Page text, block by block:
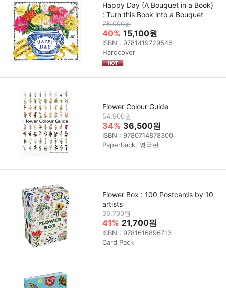
Happy Day (A Bouquet in a Book)
: Turn this Book into a Bouquet
25,000원
40% 15,100원
ISBN : 9781419729546
Hardcover
Flower Colour Guide
54,900원
34% 36,500원
ISBN : 9780714878300
Paperback, 영국판
Flower Box : 100 Postcards by 10
artists
36,700원
41% 21,700원
ISBN : 9781616896713
Card Pack